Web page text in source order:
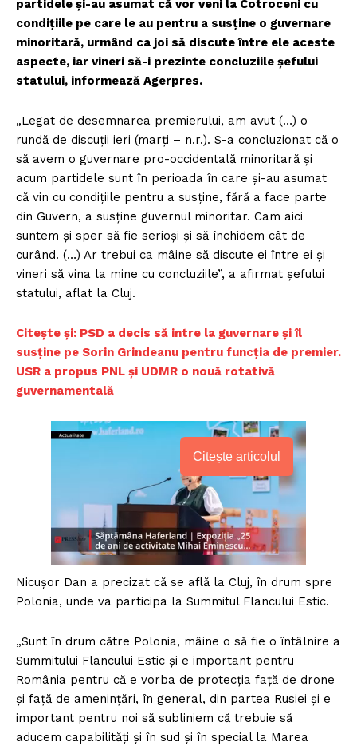
partidele şi-au asumat că vor veni la Cotroceni cu
condiţiile pe care le au pentru a susţine o guvernare
minoritară, urmând ca joi să discute între ele aceste
aspecte, iar vineri să-i prezinte concluziile şefului
statului, informează Agerpres.
„Legat de desemnarea premierului, am avut (…) o
rundă de discuţii ieri (marţi – n.r.). S-a concluzionat că o
să avem o guvernare pro-occidentală minoritară şi
acum partidele sunt în perioada în care şi-au asumat
că vin cu condiţiile pentru a susţine, fără a face parte
din Guvern, a susţine guvernul minoritar. Cam aici
suntem şi sper să fie serioşi şi să închidem cât de
curând. (…) Ar trebui ca mâine să discute ei între ei şi
vineri să vina la mine cu concluziile”, a afirmat şefului
statului, aflat la Cluj.
Citește și: PSD a decis să intre la guvernare și îl
susține pe Sorin Grindeanu pentru funcția de premier.
USR a propus PNL și UDMR o nouă rotativă
guvernamentală
Citește articolul
Nicuşor Dan a precizat că se află la Cluj, în drum spre
Polonia, unde va participa la Summitul Flancului Estic.
„Sunt în drum către Polonia, mâine o să fie o întâlnire a
Summitului Flancului Estic şi e important pentru
România pentru că e vorba de protecţia faţă de drone
şi faţă de ameninţări, în general, din partea Rusiei şi e
important pentru noi să subliniem că trebuie să
aducem capabilităţi şi în sud şi în special la Marea